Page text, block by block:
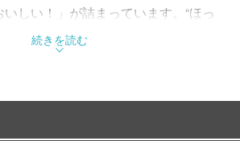
しい！」が詰まっています。“ほっ
“もっと”お客様を笑顔にする。これか
お届けします。
続きを読む